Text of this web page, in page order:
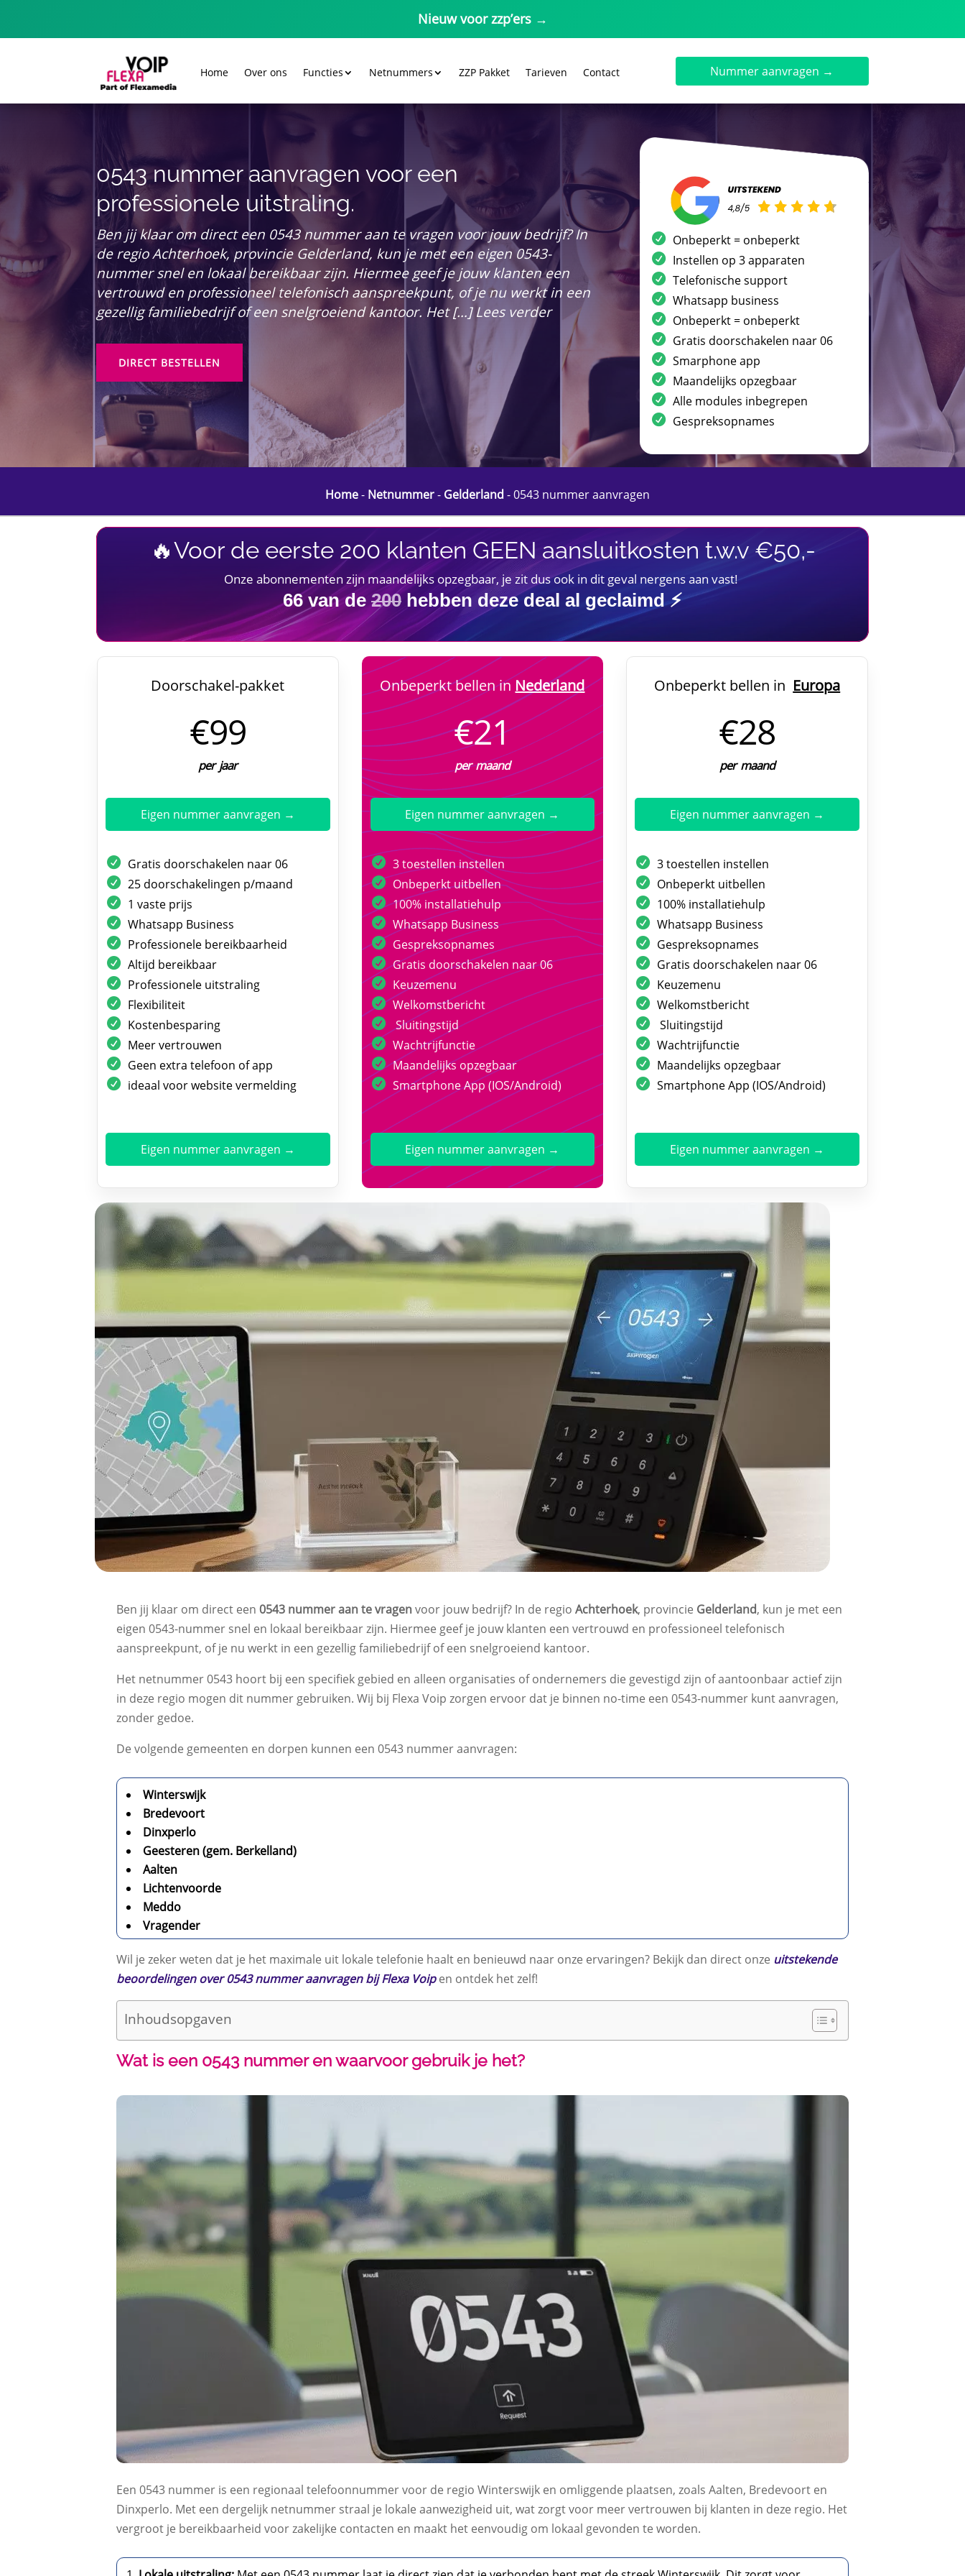
Nieuw voor zzp’ers →
Home Over ons Functies Netnummers ZZP Pakket Tarieven Contact Nummer aanvragen →
0543 nummer aanvragen voor een
professionele uitstraling.
Ben jij klaar om direct een 0543 nummer aan te vragen voor jouw bedrijf? In
de regio Achterhoek, provincie Gelderland, kun je met een eigen 0543-
nummer snel en lokaal bereikbaar zijn. Hiermee geef je jouw klanten een
vertrouwd en professioneel telefonisch aanspreekpunt, of je nu werkt in een
gezellig familiebedrijf of een snelgroeiend kantoor. Het […] Lees verder
DIRECT BESTELLEN
Onbeperkt = onbeperkt
Instellen op 3 apparaten
Telefonische support
Whatsapp business
Onbeperkt = onbeperkt
Gratis doorschakelen naar 06
Smarphone app
Maandelijks opzegbaar
Alle modules inbegrepen
Gespreksopnames
Home- Netnummer- Gelderland -0543 nummer aanvragen
🔥Voor de eerste 200 klanten GEEN aansluitkosten t.w.v €50,-
Onze abonnementen zijn maandelijks opzegbaar, je zit dus ook in dit geval nergens aan vast!
66van de200 hebben deze deal al geclaimd ⚡
Doorschakel-pakket
€99
per jaar
Eigen nummer aanvragen →
Gratis doorschakelen naar 06
25 doorschakelingen p/maand
1 vaste prijs
Whatsapp Business
Professionele bereikbaarheid
Altijd bereikbaar
Professionele uitstraling
Flexibiliteit
Kostenbesparing
Meer vertrouwen
Geen extra telefoon of app
ideaal voor website vermelding
Eigen nummer aanvragen →
Onbeperkt bellen in Nederland
€21
per maand
Eigen nummer aanvragen →
3 toestellen instellen
Onbeperkt uitbellen
100% installatiehulp
Whatsapp Business
Gespreksopnames
Gratis doorschakelen naar 06
Keuzemenu
Welkomstbericht
Sluitingstijd
Wachtrijfunctie
Maandelijks opzegbaar
Smartphone App (IOS/Android)
Eigen nummer aanvragen →
Onbeperkt bellen in Europa
€28
per maand
Eigen nummer aanvragen →
3 toestellen instellen
Onbeperkt uitbellen
100% installatiehulp
Whatsapp Business
Gespreksopnames
Gratis doorschakelen naar 06
Keuzemenu
Welkomstbericht
Sluitingstijd
Wachtrijfunctie
Maandelijks opzegbaar
Smartphone App (IOS/Android)
Eigen nummer aanvragen →
Ben jij klaar om direct een 0543 nummer aan te vragenvoor jouw bedrijf? In de regio Achterhoek, provincie Gelderland, kun je met een
eigen 0543-nummer snel en lokaal bereikbaar zijn. Hiermee geef je jouw klanten een vertrouwd en professioneel telefonisch
aanspreekpunt, of je nu werkt in een gezellig familiebedrijf of een snelgroeiend kantoor.
Het netnummer 0543 hoort bij een specifiek gebied en alleen organisaties of ondernemers die gevestigd zijn of aantoonbaar actief zijn
in deze regio mogen dit nummer gebruiken. Wij bij Flexa Voip zorgen ervoor dat je binnen no-time een 0543-nummer kunt aanvragen,
zonder gedoe.
De volgende gemeenten en dorpen kunnen een 0543 nummer aanvragen:
Winterswijk
Bredevoort
Dinxperlo
Geesteren (gem. Berkelland)
Aalten
Lichtenvoorde
Meddo
Vragender
Wil je zeker weten dat je het maximale uit lokale telefonie haalt en benieuwd naar onze ervaringen? Bekijk dan direct onze uitstekende
beoordelingen over 0543 nummer aanvragen bij Flexa Voipen ontdek het zelf!
Inhoudsopgaven
Wat is een 0543 nummer en waarvoor gebruik je het?
Een 0543 nummer is een regionaal telefoonnummer voor de regio Winterswijk en omliggende plaatsen, zoals Aalten, Bredevoort en
Dinxperlo. Met een dergelijk netnummer straal je lokale aanwezigheid uit, wat zorgt voor meer vertrouwen bij klanten in deze regio. Het
vergroot je bereikbaarheid voor zakelijke contacten en maakt het eenvoudig om lokaal gevonden te worden.